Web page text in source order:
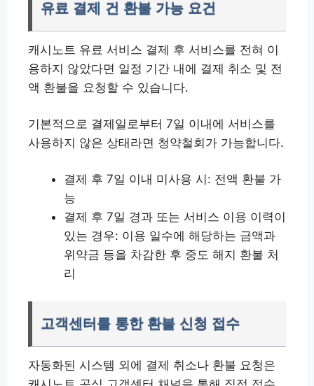
유료 결제 건 환불 가능 요건
캐시노트 유료 서비스 결제 후 서비스를 전혀 이
용하지 않았다면 일정 기간 내에 결제 취소 및 전
액 환불을 요청할 수 있습니다.
기본적으로 결제일로부터 7일 이내에 서비스를
사용하지 않은 상태라면 청약철회가 가능합니다.
결제 후 7일 이내 미사용 시: 전액 환불 가
능
결제 후 7일 경과 또는 서비스 이용 이력이
있는 경우: 이용 일수에 해당하는 금액과
위약금 등을 차감한 후 중도 해지 환불 처
리
고객센터를 통한 환불 신청 접수
자동화된 시스템 외에 결제 취소나 환불 요청은